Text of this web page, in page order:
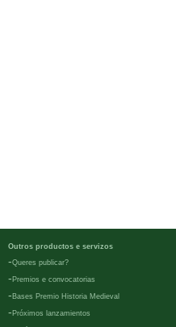
Outros productos e servizos
-Queres publicar?
- Premios e convocatorias
- Bases Premio Historia Medieval
- Próximos lanzamientos